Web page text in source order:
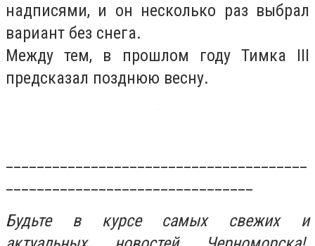
надписями, и он несколько раз выбрал
вариант без снега.
Между тем, в прошлом году Тимка III
предсказал позднюю весну.
Будьте в курсе самых свежих и